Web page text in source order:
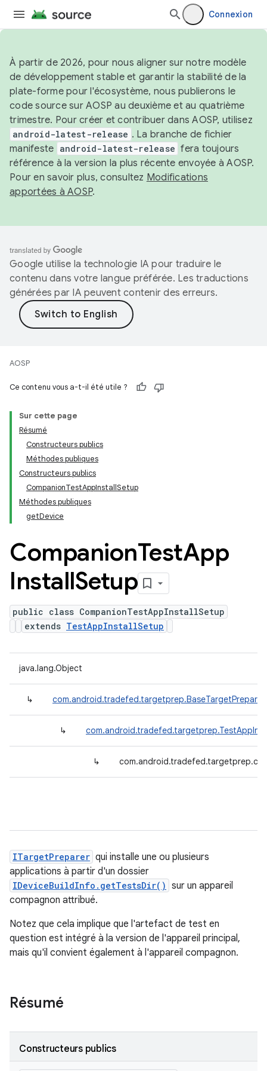
Connexion
À partir de 2026, pour nous aligner sur notre modèle
de développement stable et garantir la stabilité de la
plate-forme pour l'écosystème, nous publierons le
code source sur AOSP au deuxième et au quatrième
trimestre. Pour créer et contribuer dans AOSP, utilisez
android-latest-release . La branche de fichier
manifeste android-latest-release fera toujours
référence à la version la plus récente envoyée à AOSP.
Pour en savoir plus, consultez Modifications
apportées à AOSP.
Google utilise la technologie IA pour traduire le
contenu dans votre langue préférée. Les traductions
générées par IA peuvent contenir des erreurs.
AOSP
Ce contenu vous a-t-il été utile ?
Sur cette page
Résumé
Constructeurs publics
Méthodes publiques
Constructeurs publics
CompanionTestAppInstallSetup
Méthodes publiques
getDevice
CompanionTestApp
InstallSetup
public class CompanionTestAppInstallSetup
extends TestAppInstallSetup
java.lang.Object
↳ com.android.tradefed.targetprep.BaseTargetPreparer
↳
↳
ITargetPreparer qui installe une ou plusieurs
applications à partir d'un dossier
IDeviceBuildInfo.getTestsDir() sur un appareil
compagnon attribué.
Notez que cela implique que l'artefact de test en
question est intégré à la version de l'appareil principal,
mais qu'il convient également à l'appareil compagnon.
Résumé
Constructeurs publics